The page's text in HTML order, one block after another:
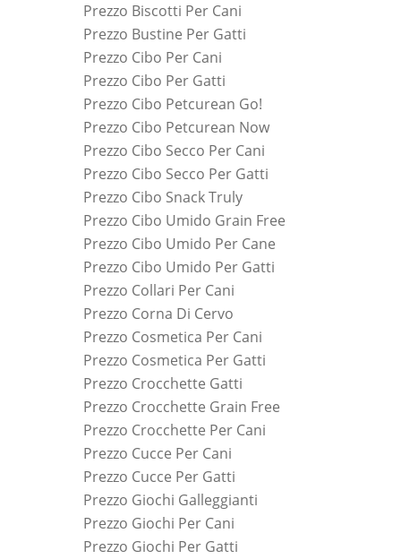
Prezzo Biscotti Per Cani
Prezzo Bustine Per Gatti
Prezzo Cibo Per Cani
Prezzo Cibo Per Gatti
Prezzo Cibo Petcurean Go!
Prezzo Cibo Petcurean Now
Prezzo Cibo Secco Per Cani
Prezzo Cibo Secco Per Gatti
Prezzo Cibo Snack Truly
Prezzo Cibo Umido Grain Free
Prezzo Cibo Umido Per Cane
Prezzo Cibo Umido Per Gatti
Prezzo Collari Per Cani
Prezzo Corna Di Cervo
Prezzo Cosmetica Per Cani
Prezzo Cosmetica Per Gatti
Prezzo Crocchette Gatti
Prezzo Crocchette Grain Free
Prezzo Crocchette Per Cani
Prezzo Cucce Per Cani
Prezzo Cucce Per Gatti
Prezzo Giochi Galleggianti
Prezzo Giochi Per Cani
Prezzo Giochi Per Gatti